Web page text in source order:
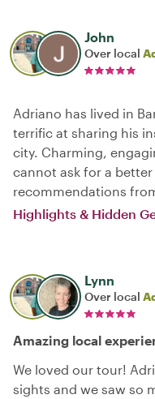
John
Over local
Adriano has lived in
terrific at sharing his
city. Charming,
cannot ask for a
recommendations
Highlights & Hidden
Lynn
Over local
Amazing local
We loved our tour!
sights and we saw so